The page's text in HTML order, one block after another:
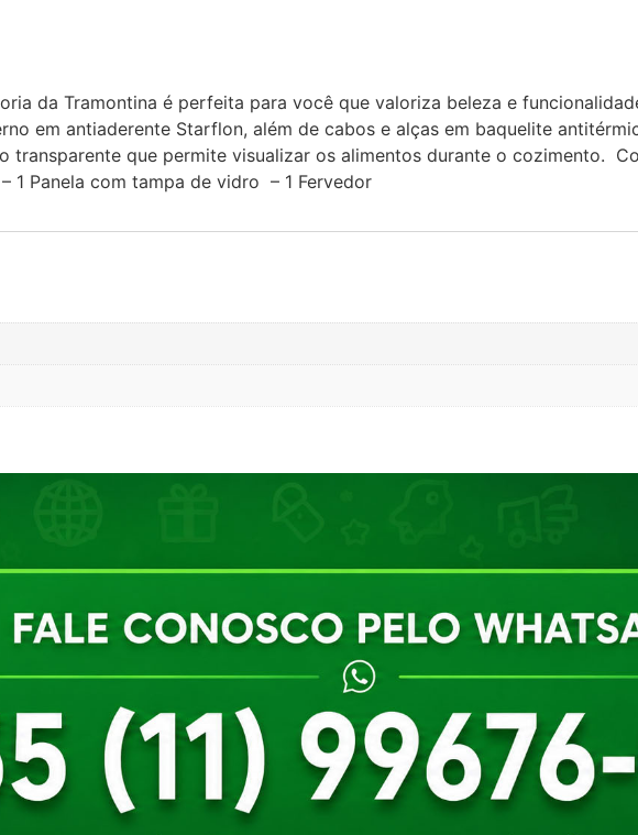
da Tramontina é perfeita para você que valoriza beleza e
em antiaderente Starflon, além de cabos e alças em baquelite
transparente que permite visualizar os alimentos durante o cozimento.
1 Panela com tampa de vidro – 1 Fervedor